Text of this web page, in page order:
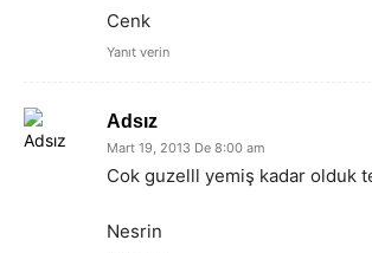
Cenk
Yanıt verin
Adsız
Mart 19, 2013 De 8:00 am
Cok guzelll yemiş kadar olduk
Nesrin